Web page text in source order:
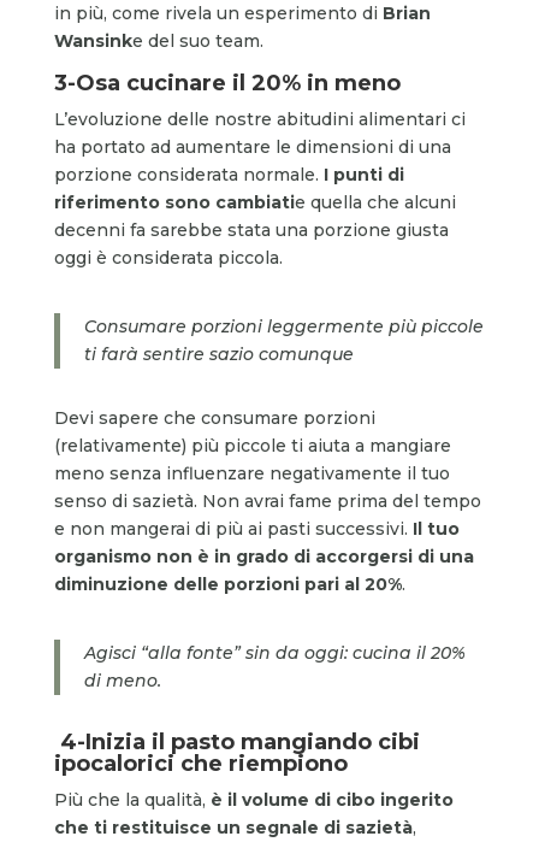
in più, come rivela un esperimento di Brian
Wansinke del suo team.
3-Osa cucinare il 20% in meno
L’evoluzione delle nostre abitudini alimentari ci
ha portato ad aumentare le dimensioni di una
porzione considerata normale. I punti di
riferimento sono cambiatie quella che alcuni
decenni fa sarebbe stata una porzione giusta
oggi è considerata piccola.
Consumare porzioni leggermente più piccole
ti farà sentire sazio comunque
Devi sapere che consumare porzioni
(relativamente) più piccole ti aiuta a mangiare
meno senza influenzare negativamente il tuo
senso di sazietà. Non avrai fame prima del tempo
e non mangerai di più ai pasti successivi. Il tuo
organismo non è in grado di accorgersi di una
diminuzione delle porzioni pari al 20%.
Agisci “alla fonte” sin da oggi: cucina il 20%
di meno.
4-Inizia il pasto mangiando cibi
ipocalorici che riempiono
Più che la qualità, è il volume di cibo ingerito
che ti restituisce un segnale di sazietà,